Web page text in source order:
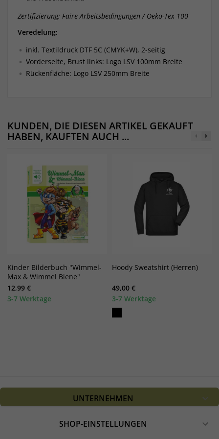
Zertifizierung: Faire Arbeitsbedingungen / Oeko-Tex 100
Veredelung:
inkl. Textildruck DTF 5C (CMYK+W), 2-seitig
Vorderseite, Brust links: Logo LSV 100mm Breite
Rückenfläche: Logo LSV 250mm Breite
KUNDEN, DIE DIESEN ARTIKEL GEKAUFT
HABEN, KAUFTEN AUCH ...
Kinder Bilderbuch "Wimmel-
Max & Wimmel Biene"
12,99 €
3-7 Werktage
Hoody Sweatshirt (Herren)
49,00 €
3-7 Werktage
UNTERNEHMEN 
SHOP-EINSTELLUNGEN 